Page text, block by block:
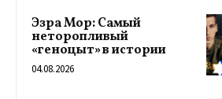
Эзра Мор: Самый
неторопливый
«геноцыт» в истории
04.08.2026